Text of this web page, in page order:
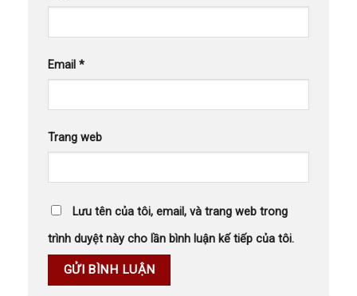
Email *
Trang web
Lưu tên của tôi, email, và trang web trong
trình duyệt này cho lần bình luận kế tiếp của tôi.